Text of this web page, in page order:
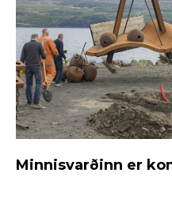
Minnisvarðinn er